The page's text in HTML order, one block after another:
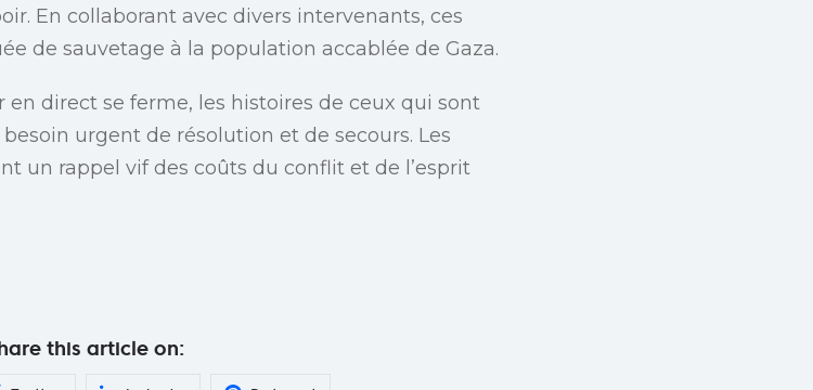
En collaborant avec divers intervenants, ces
de sauvetage à la population accablée de Gaza.
direct se ferme, les histoires de ceux qui sont
urgent de résolution et de secours. Les
un rappel vif des coûts du conflit et de l’esprit
this article on: